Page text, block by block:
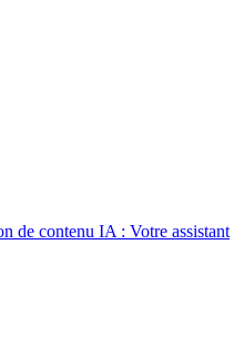
de contenu IA : Votre assistant